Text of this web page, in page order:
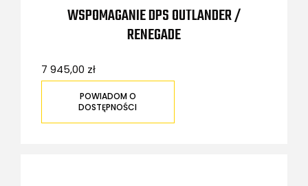
WSPOMAGANIE DPS OUTLANDER /
RENEGADE
7 945,00 zł
POWIADOM O
DOSTĘPNOŚCI